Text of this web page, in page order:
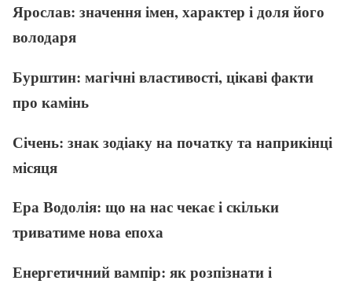
Ярослав: значення імен, характер і доля його
володаря
Бурштин: магічні властивості, цікаві факти
про камінь
Січень: знак зодіаку на початку та наприкінці
місяця
Ера Водолія: що на нас чекає і скільки
триватиме нова епоха
Енергетичний вампір: як розпізнати і